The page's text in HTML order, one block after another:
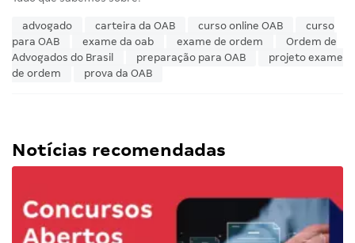
advogado carteira da OAB curso online OAB
curso
para OAB
exame da oab exame de ordem
Ordem de
Advogados do Brasil
preparação para OAB
projeto exame
de ordem
prova da OAB
Notícias recomendadas